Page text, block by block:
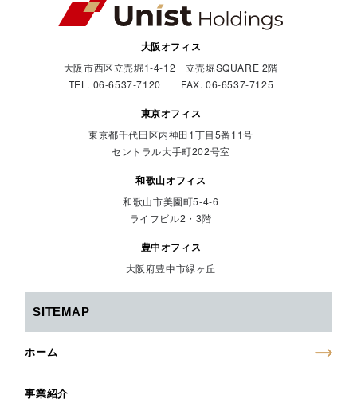
大阪オフィス
大阪市西区立売堀1-4-12 立売堀SQUARE 2階
TEL. 06-6537-7120 FAX. 06-6537-7125
東京オフィス
東京都千代田区内神田1丁目5番11号
セントラル大手町202号室
和歌山オフィス
和歌山市美園町5-4-6
ライフビル2・3階
豊中オフィス
大阪府豊中市緑ヶ丘
SITEMAP
ホーム
事業紹介